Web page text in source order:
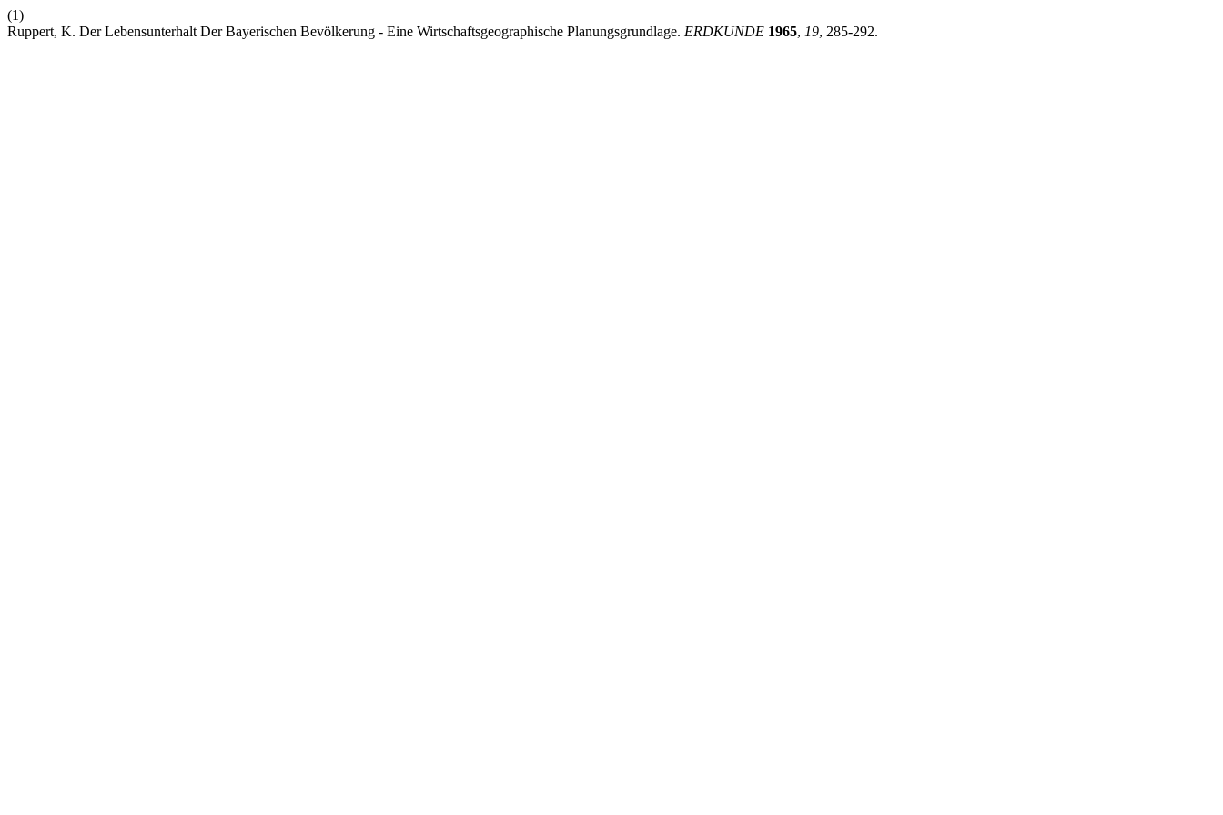
(1)
Ruppert, K. Der Lebensunterhalt Der Bayerischen Bevölkerung - Eine Wirtschaftsgeographische Planungsgrundlage. ERDKUNDE 1965, 19, 285-292.